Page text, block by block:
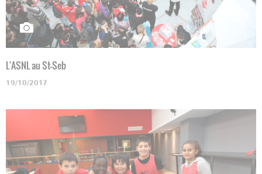
L'ASNL au St-Seb
19/10/2017